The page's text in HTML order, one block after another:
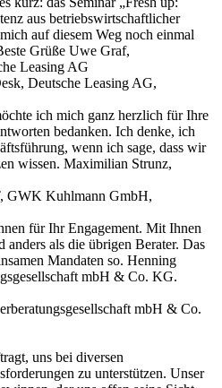
aus betriebswirtschaftlicher
auf diesem Weg noch einmal
Grüße Uwe Graf,
Leasing AG
Deutsche Leasing AG,
ich mich ganz herzlich für Ihre
bedanken. Ich denke, ich
wenn ich sage, dass wir
wissen. Maximilian Strunz,
GWK Kuhlmann GmbH,
für Ihr Engagement. Mit Ihnen
anders als die übrigen Berater. Das
Mandaten so. Henning
mbH & Co. KG.
mbH & Co.
uns bei diversen
zu unterstützen. Unser